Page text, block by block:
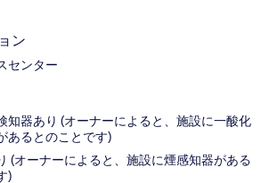
ン
センター
知器あり (オーナーによると、施設に一酸化
あるとのことです)
(オーナーによると、施設に煙感知器がある
)